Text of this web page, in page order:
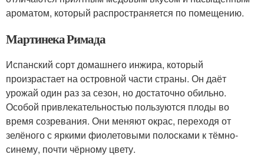
ароматом, который распространяется по помещению.
Мартинека Римада
Испанский сорт домашнего инжира, который
произрастает на островной части страны. Он даёт
урожай один раз за сезон, но достаточно обильно.
Особой привлекательностью пользуются плоды во
время созревания. Они меняют окрас, переходя от
зелёного с яркими фиолетовыми полосками к тёмно-
синему, почти чёрному цвету.